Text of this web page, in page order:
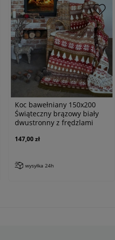
Koc bawełniany 150x200
Świąteczny brązowy biały
dwustronny z frędzlami
147,00 zł
wysyłka 24h